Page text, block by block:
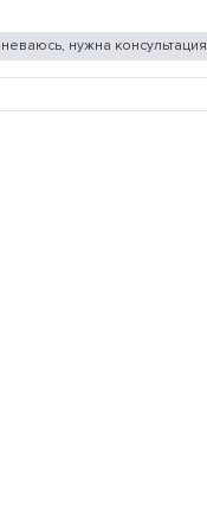
нужна консультация